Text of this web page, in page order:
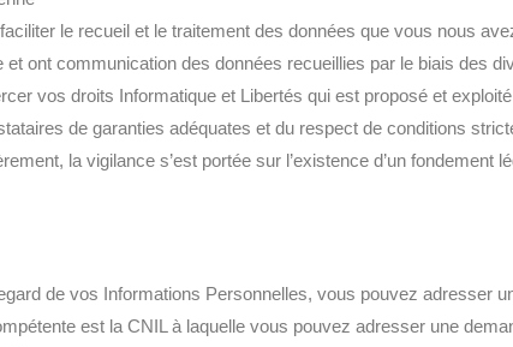
le recueil et le traitement des données que vous nous
ont communication des données recueillies par le biais des
vos droits Informatique et Libertés qui est proposé et
de garanties adéquates et du respect de conditions
la vigilance s’est portée sur l’existence d’un fondement
de vos Informations Personnelles, vous pouvez adresser
est la CNIL à laquelle vous pouvez adresser une